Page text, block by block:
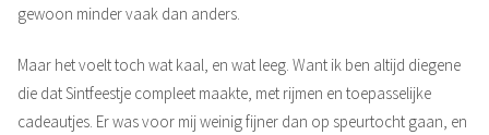
gewoon minder vaak dan anders.
Maar het voelt toch wat kaal, en wat leeg. Want ik ben altijd diegene
die dat Sintfeestje compleet maakte, met rijmen en toepasselijke
cadeautjes. Er was voor mij weinig fijner dan op speurtocht gaan, en